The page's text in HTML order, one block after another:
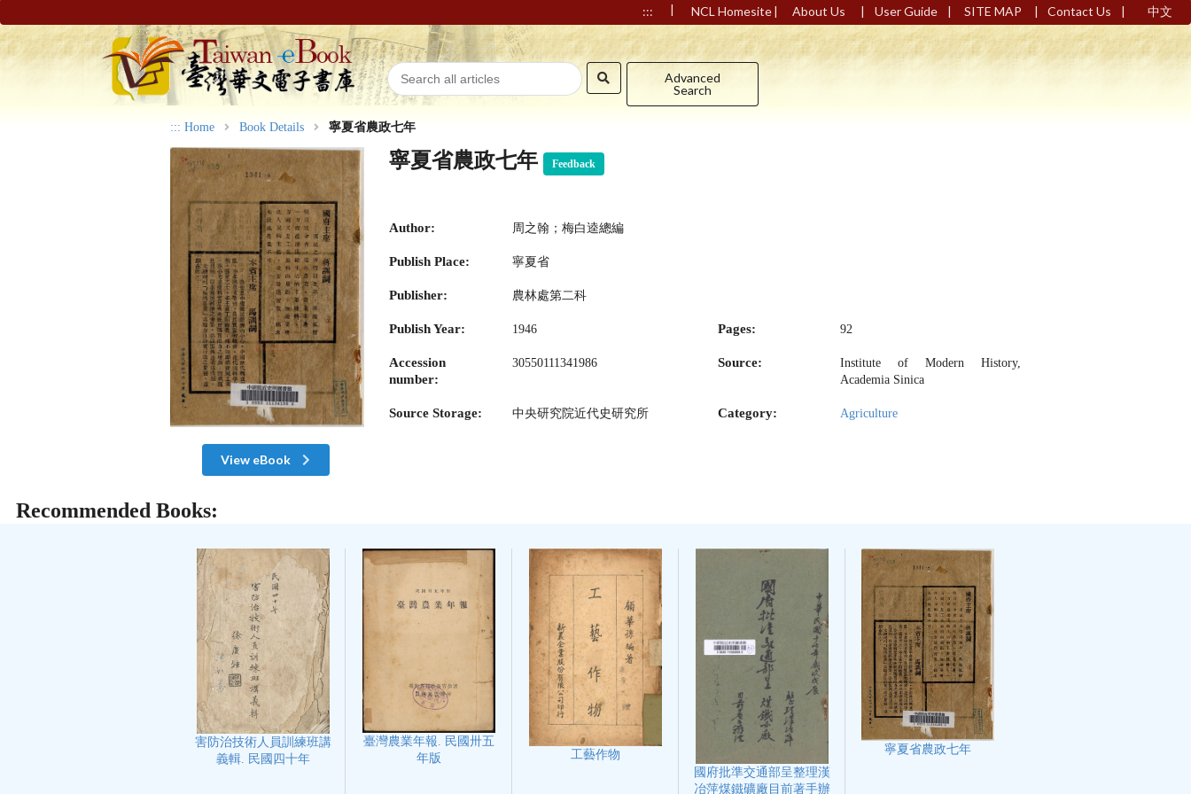
::: | NCL Homesite| About Us | User Guide | SITE MAP | Contact Us | 中文
Advanced
Search
::: Home Book Details 寧夏省農政七年
View eBook
寧夏省農政七年 Feedback
Author: 周之翰；梅白逵總編
Publish Place: 寧夏省
Publisher: 農林處第二科
Publish Year: 1946 Pages: 92
Accession
number:
30550111341986 Source:
Institute of Modern History,
Academia Sinica
Source Storage: 中央研究院近代史研究所 Category: Agriculture
Recommended Books:
害防治技術人員訓練班講
義輯. 民國四十年
臺灣農業年報. 民國卅五
年版
工藝作物
國府批準交通部呈整理漢
冶萍煤鐵礦廠目前著手辦
寧夏省農政七年